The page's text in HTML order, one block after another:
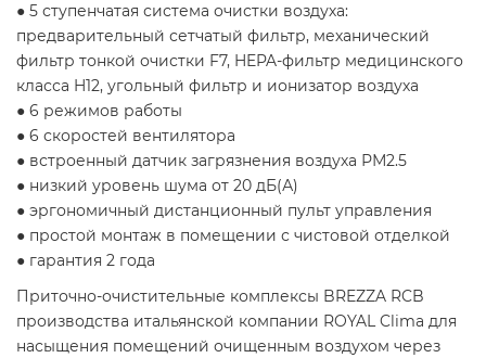
● 5 ступенчатая система очистки воздуха:
предварительный сетчатый фильтр, механический
фильтр тонкой очистки F7, HEPA-фильтр медицинского
класса H12, угольный фильтр и ионизатор воздуха
● 6 режимов работы
● 6 скоростей вентилятора
● встроенный датчик загрязнения воздуха РМ2.5
● низкий уровень шума от 20 дБ(А)
● эргономичный дистанционный пульт управления
● простой монтаж в помещении с чистовой отделкой
● гарантия 2 года
Приточно-очистительные комплексы BREZZA RCB
производства итальянской компании ROYAL Clima для
насыщения помещений очищенным воздухом через